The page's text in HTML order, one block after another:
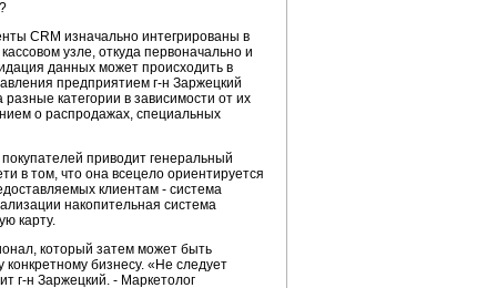
CRM изначально интегрированы в
узле, откуда первоначально и
данных может происходить в
предприятием г-н Заржецкий
категории в зависимости от их
о распродажах, специальных
приводит генеральный
в том, что она всецело ориентируется
клиентам - система
накопительная система
карту.
который затем может быть
бизнесу. «Не следует
г-н Заржецкий. - Маркетолог